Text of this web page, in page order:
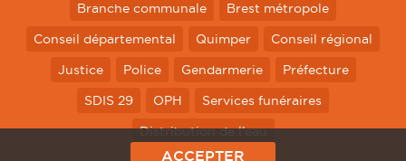
Branche communale Brest métropole
Conseil départemental Quimper Conseil régional
Justice Police Gendarmerie Préfecture
SDIS 29 OPH Services funéraires
Distribution de l'eau
ACCEPTER